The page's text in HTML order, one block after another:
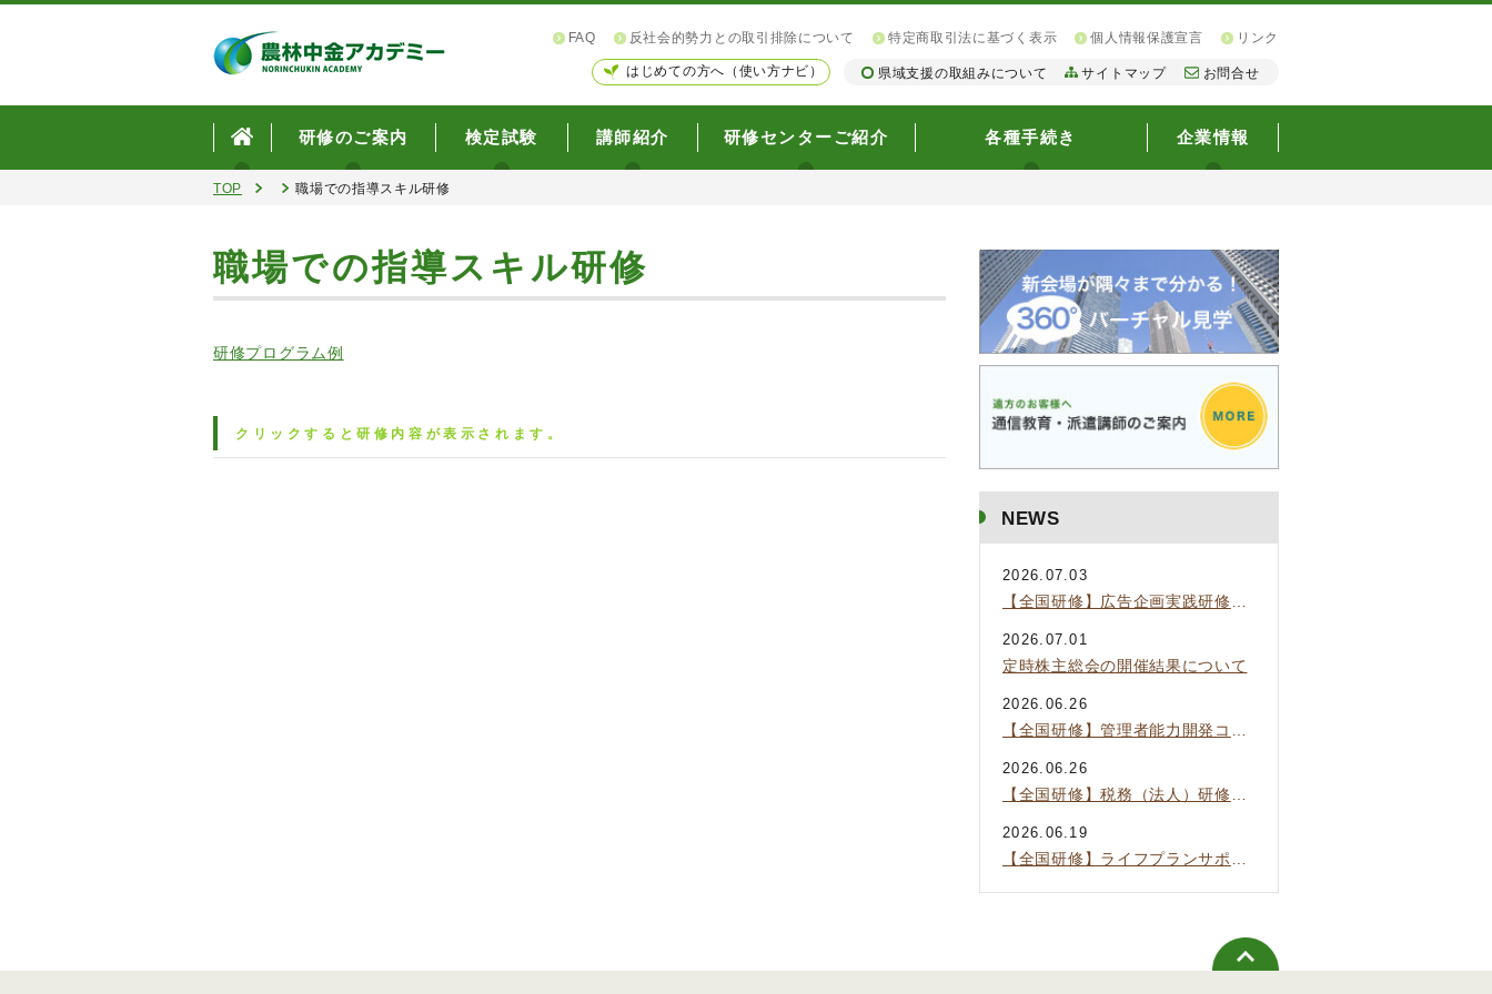
FAQ 反社会的勢力との取引排除について 特定商取引法に基づく表示 個人情報保護宣言 リンク
はじめての方へ（使い方ナビ） 県域支援の取組みについて サイトマップ お問合せ
研修のご案内 検定試験 講師紹介 研修センターご紹介 各種手続き 企業情報
TOP 職場での指導スキル研修
職場での指導スキル研修
研修プログラム例
クリックすると研修内容が表示されます。
NEWS
2026.07.03
2026.07.01
定時株主総会の開催結果について
2026.06.26
2026.06.26
2026.06.19